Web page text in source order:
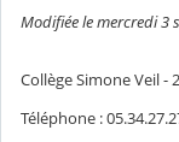
Modifiée le mercredi 3
Collège Simone Veil -
Téléphone :